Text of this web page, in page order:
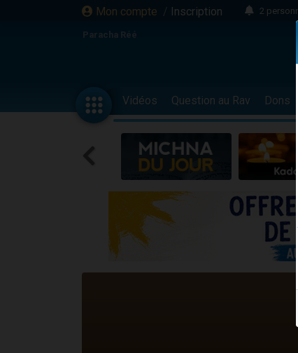
Mon compte / Inscription
2
3
Nouvelle
61
39
Il
Ariel
6
2
Il
Dovan
2
Paracha Réé
Vidéos Question au Rav Dons